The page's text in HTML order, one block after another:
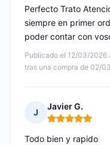
Publicado el 12/03/2026
tras una compra de 02/
Perfecto Trato
siempre en primer
poder contar con
J
Javier G.
Nota: 5 de 5
Todo bien y rapido